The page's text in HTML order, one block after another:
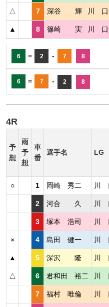
△ 7 深谷 輝 川 口
▲ 8 篠崎 実 川 口
6 = 2 - 7 8
6 = 7 - 2 8
4R
予
想
雨
予
想
車
番
選手名 LG
○ 1 岡崎 秀二 川
2 河合 久 川
3 塚本 浩司 川
× 4 島田 健一 川
▲ 5 深沢 隆 川
△ 6 君和田 裕二 川
7 福村 唯倫 川